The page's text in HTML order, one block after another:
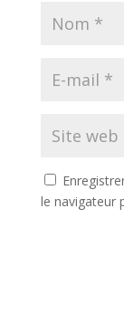
le navigateur